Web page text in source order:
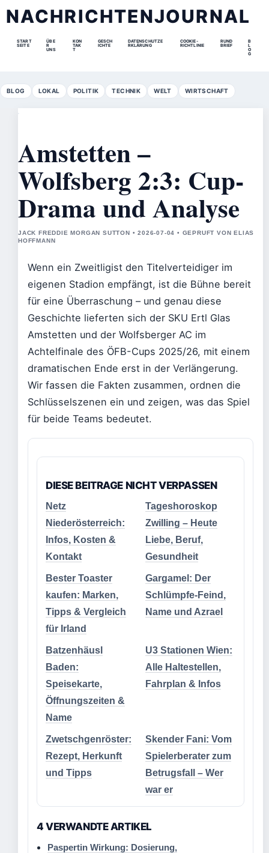
NACHRICHTENJOURNAL
START
SEITE
ÜBE
R
UNS
KON
TAK
T
GESCH
ICHTE
DATENSCHUTZE
RKLÄRUNG
COOKIE-
RICHTLINIE
RUND
BRIEF
B
L
O
G
BLOG LOKAL POLITIK TECHNIK WELT WIRTSCHAFT
Amstetten –
Wolfsberg 2:3: Cup-
Drama und Analyse
JACK FREDDIE MORGAN SUTTON • 2026-07-04 • GEPRUFT VON ELIAS
HOFFMANN
Wenn ein Zweitligist den Titelverteidiger im
eigenen Stadion empfängt, ist die Bühne bereit
für eine Überraschung – und genau diese
Geschichte lieferten sich der SKU Ertl Glas
Amstetten und der Wolfsberger AC im
Achtelfinale des ÖFB-Cups 2025/26, mit einem
dramatischen Ende erst in der Verlängerung.
Wir fassen die Fakten zusammen, ordnen die
Schlüsselszenen ein und zeigen, was das Spiel
für beide Teams bedeutet.
DIESE BEITRAGE NICHT VERPASSEN
Netz
Niederösterreich:
Infos, Kosten &
Kontakt
Tageshoroskop
Zwilling – Heute
Liebe, Beruf,
Gesundheit
Bester Toaster
kaufen: Marken,
Tipps & Vergleich
für Irland
Gargamel: Der
Schlümpfe-Feind,
Name und Azrael
Batzenhäusl
Baden:
Speisekarte,
Öffnungszeiten &
Name
U3 Stationen Wien:
Alle Haltestellen,
Fahrplan & Infos
Zwetschgenröster:
Rezept, Herkunft
und Tipps
Skender Fani: Vom
Spielerberater zum
Betrugsfall – Wer
war er
4 VERWANDTE ARTIKEL
Paspertin Wirkung: Dosierung,